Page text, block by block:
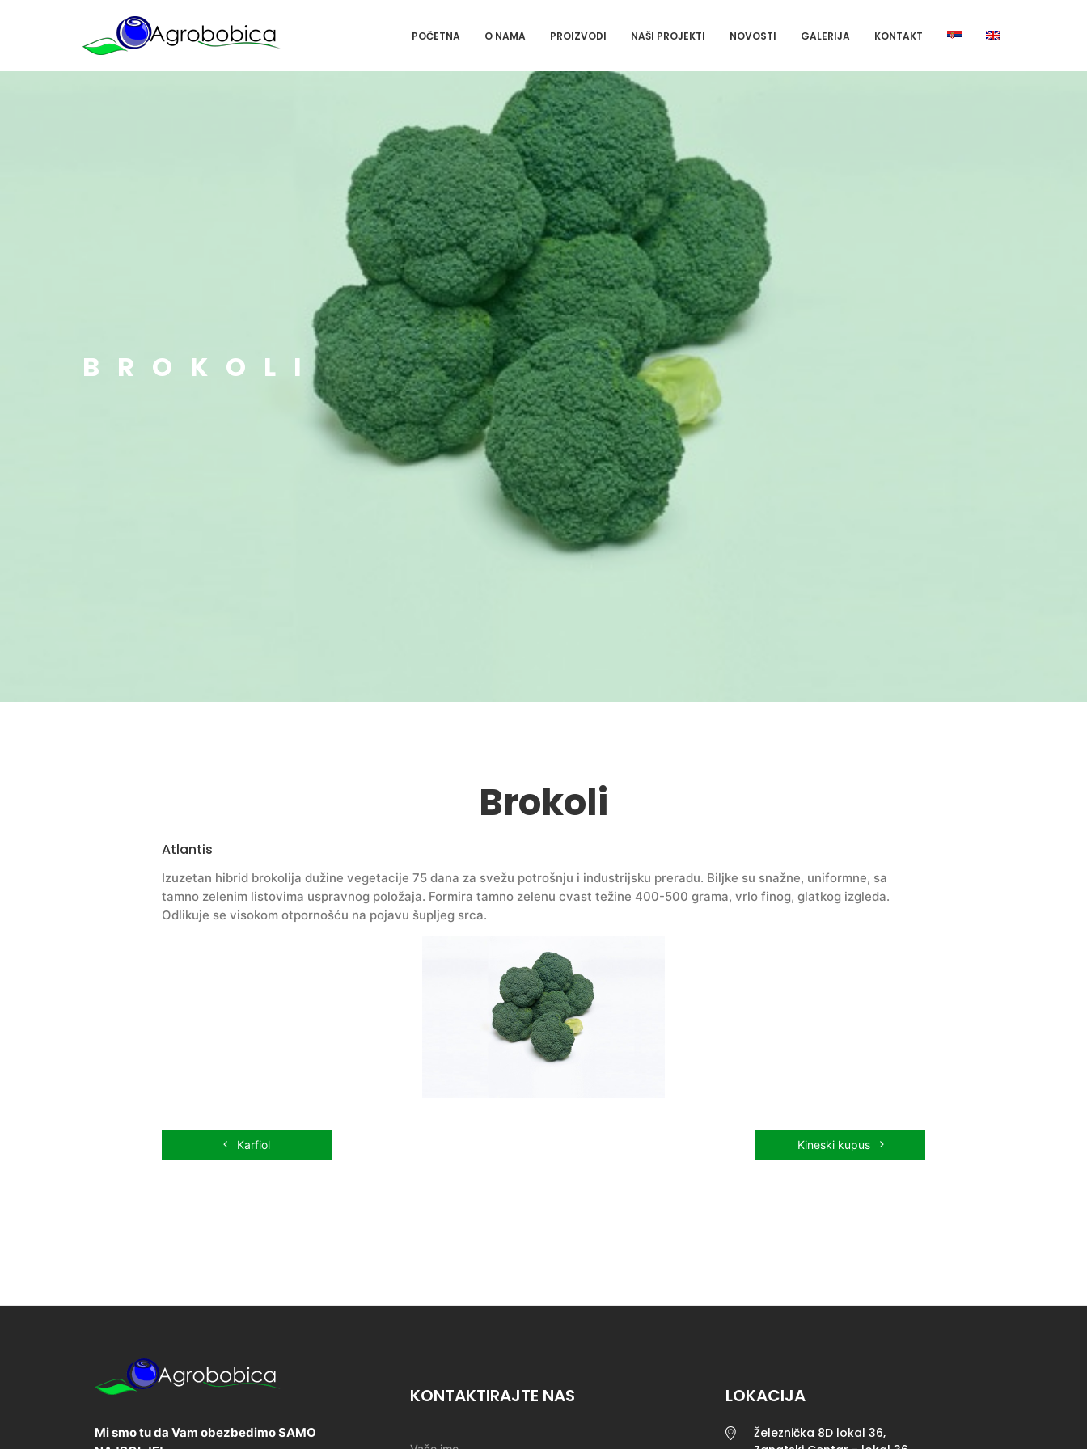
POČETNA O NAMA PROIZVODI NAŠI PROJEKTI NOVOSTI GALERIJA KONTAKT
BROKOLI
Brokoli
Atlantis
Izuzetan hibrid brokolija dužine vegetacije 75 dana za svežu potrošnju i industrijsku preradu. Biljke su snažne, uniformne, sa
tamno zelenim listovima uspravnog položaja. Formira tamno zelenu cvast težine 400-500 grama, vrlo finog, glatkog izgleda.
Odlikuje se visokom otpornošću na pojavu šupljeg srca.
Karfiol Kineski kupus
Mi smo tu da Vam obezbedimo SAMO
KONTAKTIRAJTE NAS LOKACIJA
Železnička 8D lokal 36,